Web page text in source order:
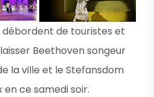
débordent de touristes et
Beethoven songeur
la ville et le Stefansdom
en ce samedi soir.